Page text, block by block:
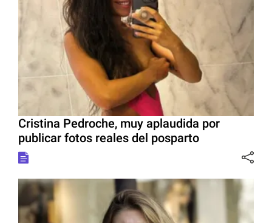
Cristina Pedroche, muy aplaudida por
publicar fotos reales del posparto